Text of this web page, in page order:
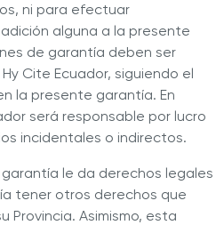
ni para efectuar
alguna a la presente
de garantía deben ser
Cite Ecuador, siguiendo el
la presente garantía. En
será responsable por lucro
incidentales o indirectos.
garantía le da derechos legales
tener otros derechos que
Provincia. Asimismo, esta